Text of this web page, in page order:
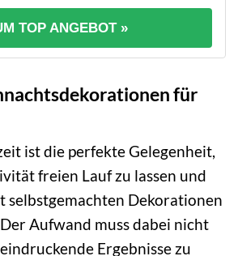
TOP ANGEBOT »
für
ist die perfekte Gelegenheit,
freien Lauf zu lassen und
selbstgemachten Dekorationen
Aufwand muss dabei nicht
Ergebnisse zu